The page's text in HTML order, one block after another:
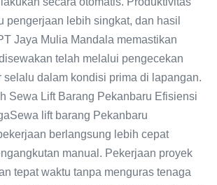
pengerjaan lebih singkat, dan hasil
Jaya Mulia Mandala memastikan
telah melalui pengecekan
selalu dalam kondisi prima di lapangan.
Sewa Lift Barang Pekanbaru Efisiensi
lift barang Pekanbaru
berlangsung lebih cepat
manual. Pekerjaan proyek
tepat waktu tanpa menguras tenaga